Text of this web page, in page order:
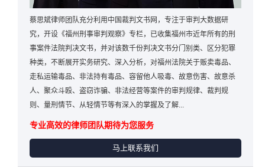
蔡思斌律师团队充分利用中国裁判文书网，专注于审判大数据研
究，开设《福州刑事审判观察》专栏，已收集福州市近年所有的刑
事案件法院判决文书，并对该数千份判决文书分门别类、区分犯罪
种类，不断展开实务研究、深入分析，对福州法院关于贩卖毒品、
走私运输毒品、非法持有毒品、容留他人吸毒、故意伤害、故意杀
人、聚众斗殴、盗窃诈骗、非法经营等案件的审判规律、裁判规
则、量刑情节、从轻情节等有深入的掌握及了解...
专业高效的律师团队期待为您服务
马上联系我们